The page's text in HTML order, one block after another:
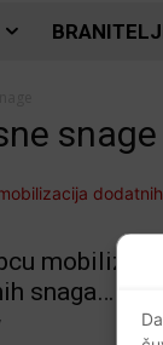
snage
mobilizacija
snaga…